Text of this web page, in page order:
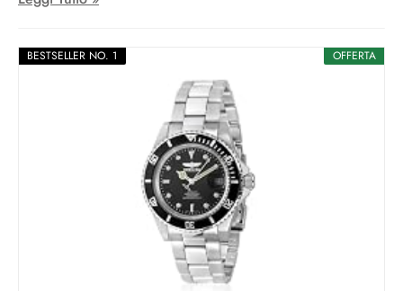
OFFERTA
BESTSELLER NO. 1